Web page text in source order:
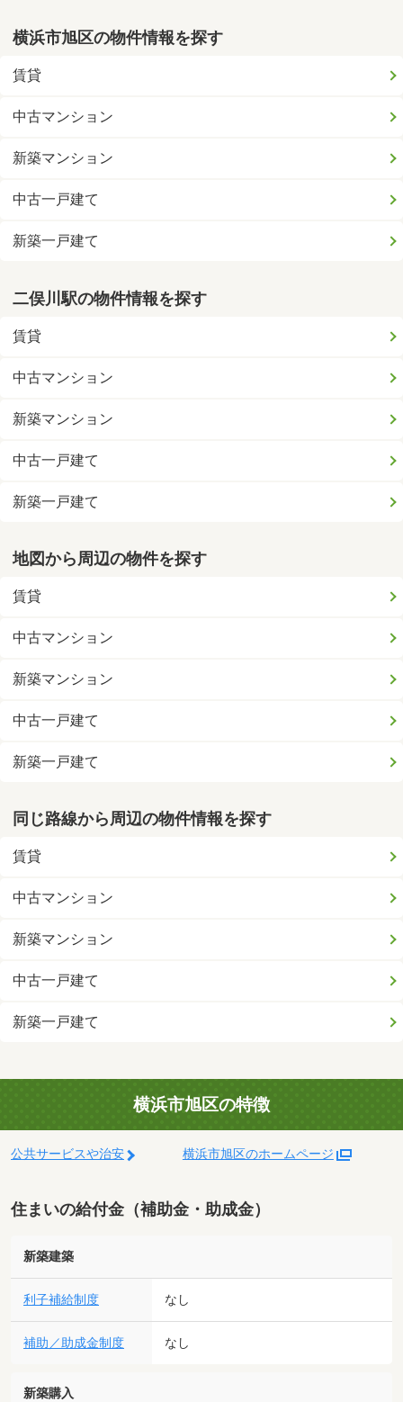
横浜市旭区の物件情報を探す
賃貸
中古マンション
新築マンション
中古一戸建て
新築一戸建て
二俣川駅の物件情報を探す
賃貸
中古マンション
新築マンション
中古一戸建て
新築一戸建て
地図から周辺の物件を探す
賃貸
中古マンション
新築マンション
中古一戸建て
新築一戸建て
同じ路線から周辺の物件情報を探す
賃貸
中古マンション
新築マンション
中古一戸建て
新築一戸建て
横浜市旭区の特徴
公共サービスや治安 横浜市旭区のホームページ
住まいの給付金（補助金・助成金）
新築建築
利子補給制度 なし
補助／助成金制度 なし
新築購入